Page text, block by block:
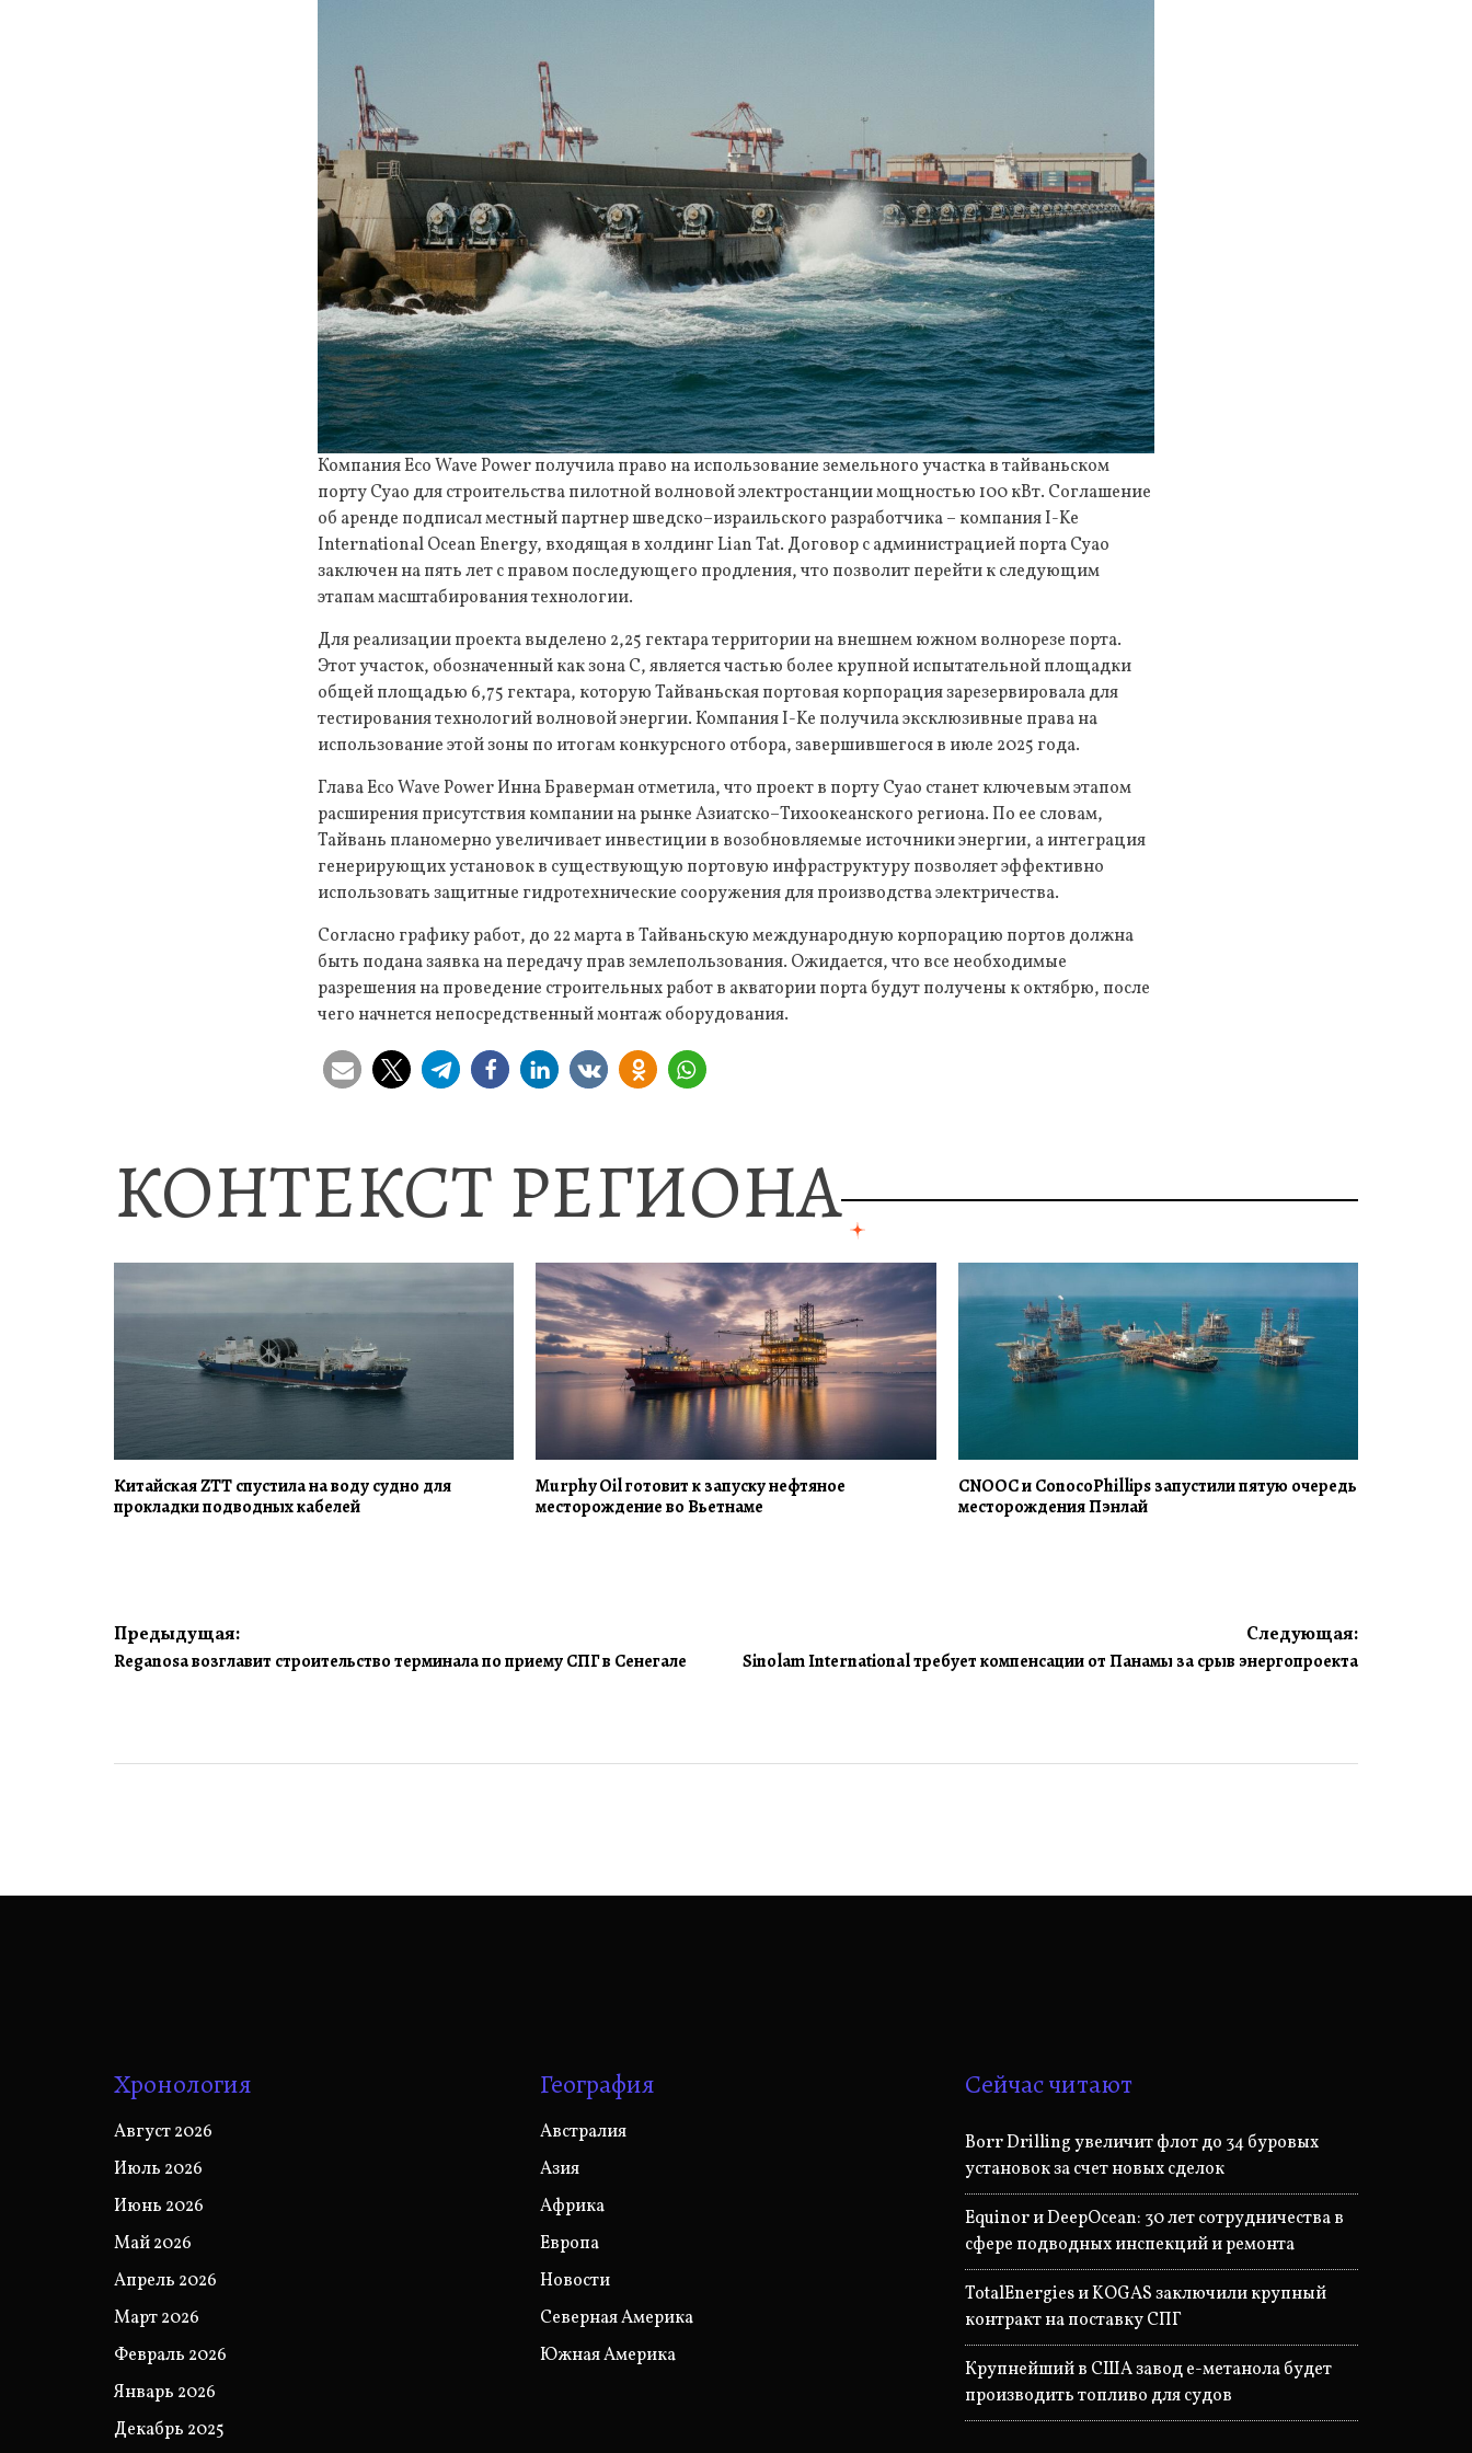
Компания Eco Wave Power получила право на использование земельного участка в тайваньском
порту Суао для строительства пилотной волновой электростанции мощностью 100 кВт. Соглашение
об аренде подписал местный партнер шведско–израильского разработчика – компания I-Ke
International Ocean Energy, входящая в холдинг Lian Tat. Договор с администрацией порта Суао
заключен на пять лет с правом последующего продления, что позволит перейти к следующим
этапам масштабирования технологии.
Для реализации проекта выделено 2,25 гектара территории на внешнем южном волнорезе порта.
Этот участок, обозначенный как зона С, является частью более крупной испытательной площадки
общей площадью 6,75 гектара, которую Тайваньская портовая корпорация зарезервировала для
тестирования технологий волновой энергии. Компания I-Ke получила эксклюзивные права на
использование этой зоны по итогам конкурсного отбора, завершившегося в июле 2025 года.
Глава Eco Wave Power Инна Браверман отметила, что проект в порту Суао станет ключевым этапом
расширения присутствия компании на рынке Азиатско–Тихоокеанского региона. По ее словам,
Тайвань планомерно увеличивает инвестиции в возобновляемые источники энергии, а интеграция
генерирующих установок в существующую портовую инфраструктуру позволяет эффективно
использовать защитные гидротехнические сооружения для производства электричества.
Согласно графику работ, до 22 марта в Тайваньскую международную корпорацию портов должна
быть подана заявка на передачу прав землепользования. Ожидается, что все необходимые
разрешения на проведение строительных работ в акватории порта будут получены к октябрю, после
чего начнется непосредственный монтаж оборудования.
КОНТЕКСТ РЕГИОНА
Китайская ZTT спустила на воду судно для
прокладки подводных кабелей
Murphy Oil готовит к запуску нефтяное
месторождение во Вьетнаме
CNOOC и ConocoPhillips запустили пятую очередь
месторождения Пэнлай
Навигация
Предыдущая:
Reganosa возглавит строительство терминала по приему СПГ в Сенегале
Следующая:
Sinolam International требует компенсации от Панамы за срыв энергопроекта
Хронология
Август 2026
Июль 2026
Июнь 2026
Май 2026
Апрель 2026
Март 2026
Февраль 2026
Январь 2026
Декабрь 2025
География
Австралия
Азия
Африка
Европа
Новости
Северная Америка
Южная Америка
Сейчас читают
Borr Drilling увеличит флот до 34 буровых
установок за счет новых сделок
Equinor и DeepOcean: 30 лет сотрудничества в
сфере подводных инспекций и ремонта
TotalEnergies и KOGAS заключили крупный
контракт на поставку СПГ
Крупнейший в США завод е-метанола будет
производить топливо для судов